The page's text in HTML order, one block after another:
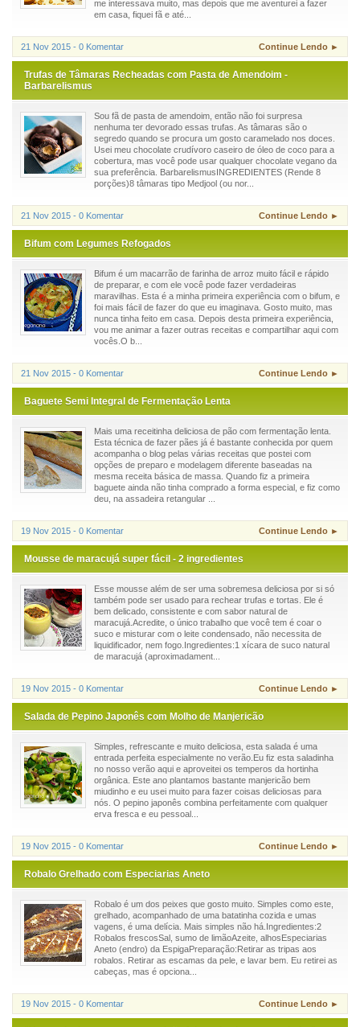
me interessava muito, mas depois que me aventurei a fazer
em casa, fiquei fã e até...
21 Nov 2015 - 0 Komentar Continue Lendo ►
Trufas de Tâmaras Recheadas com Pasta de Amendoim -
Barbarelismus
Sou fã de pasta de amendoim, então não foi surpresa
nenhuma ter devorado essas trufas. As tâmaras são o
segredo quando se procura um gosto caramelado nos doces.
Usei meu chocolate crudívoro caseiro de óleo de coco para a
cobertura, mas você pode usar qualquer chocolate vegano da
sua preferência. BarbarelismusINGREDIENTES (Rende 8
porções)8 tâmaras tipo Medjool (ou nor...
21 Nov 2015 - 0 Komentar Continue Lendo ►
Bifum com Legumes Refogados
Bifum é um macarrão de farinha de arroz muito fácil e rápido
de preparar, e com ele você pode fazer verdadeiras
maravilhas. Esta é a minha primeira experiência com o bifum, e
foi mais fácil de fazer do que eu imaginava. Gosto muito, mas
nunca tinha feito em casa. Depois desta primeira experiência,
vou me animar a fazer outras receitas e compartilhar aqui com
vocês.O b...
21 Nov 2015 - 0 Komentar Continue Lendo ►
Baguete Semi Integral de Fermentação Lenta
Mais uma receitinha deliciosa de pão com fermentação lenta.
Esta técnica de fazer pães já é bastante conhecida por quem
acompanha o blog pelas várias receitas que postei com
opções de preparo e modelagem diferente baseadas na
mesma receita básica de massa. Quando fiz a primeira
baguete ainda não tinha comprado a forma especial, e fiz como
deu, na assadeira retangular ...
19 Nov 2015 - 0 Komentar Continue Lendo ►
Mousse de maracujá super fácil - 2 ingredientes
Esse mousse além de ser uma sobremesa deliciosa por si só
também pode ser usado para rechear trufas e tortas. Ele é
bem delicado, consistente e com sabor natural de
maracujá.Acredite, o único trabalho que você tem é coar o
suco e misturar com o leite condensado, não necessita de
liquidificador, nem fogo.Ingredientes:1 xícara de suco natural
de maracujá (aproximadament...
19 Nov 2015 - 0 Komentar Continue Lendo ►
Salada de Pepino Japonês com Molho de Manjericão
Simples, refrescante e muito deliciosa, esta salada é uma
entrada perfeita especialmente no verão.Eu fiz esta saladinha
no nosso verão aqui e aproveitei os temperos da hortinha
orgânica. Este ano plantamos bastante manjericão bem
miudinho e eu usei muito para fazer coisas deliciosas para
nós. O pepino japonês combina perfeitamente com qualquer
erva fresca e eu pessoal...
19 Nov 2015 - 0 Komentar Continue Lendo ►
Robalo Grelhado com Especiarias Aneto
Robalo é um dos peixes que gosto muito. Simples como este,
grelhado, acompanhado de uma batatinha cozida e umas
vagens, é uma delícia. Mais simples não há.Ingredientes:2
Robalos frescosSal, sumo de limãoAzeite, alhosEspeciarias
Aneto (endro) da EspigaPreparação:Retirar as tripas aos
robalos. Retirar as escamas da pele, e lavar bem. Eu retirei as
cabeças, mas é opciona...
19 Nov 2015 - 0 Komentar Continue Lendo ►